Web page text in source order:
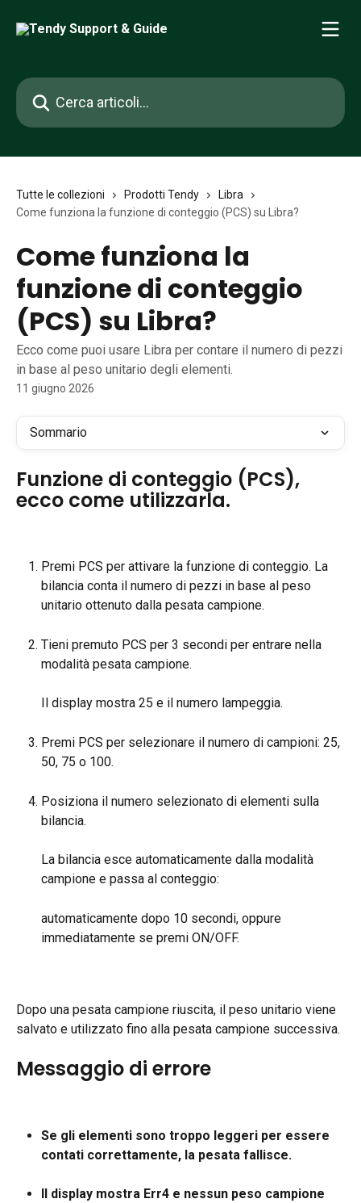
Cerca articoli…
Tutte le collezioni Prodotti Tendy
Libra
Come funziona la funzione di conteggio (PCS) su Libra?
Come funziona la
funzione di conteggio
(PCS) su Libra?
Ecco come puoi usare Libra per contare il numero di pezzi
in base al peso unitario degli elementi.
11 giugno 2026
Sommario
Funzione di conteggio (PCS),
ecco come utilizzarla.
Premi PCS per attivare la funzione di conteggio. La
bilancia conta il numero di pezzi in base al peso
unitario ottenuto dalla pesata campione.
Tieni premuto PCS per 3 secondi per entrare nella
modalità pesata campione.
Il display mostra 25 e il numero lampeggia.
Premi PCS per selezionare il numero di campioni: 25,
50, 75 o 100.
Posiziona il numero selezionato di elementi sulla
bilancia.
La bilancia esce automaticamente dalla modalità
campione e passa al conteggio:
automaticamente dopo 10 secondi, oppure
immediatamente se premi ON/OFF.
Dopo una pesata campione riuscita, il peso unitario viene
salvato e utilizzato fino alla pesata campione successiva.
Messaggio di errore
Se gli elementi sono troppo leggeri per essere
contati correttamente, la pesata fallisce.
Il display mostra Err4 e nessun peso campione